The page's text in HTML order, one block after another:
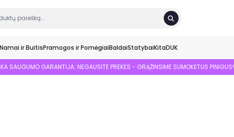
Namai ir BuitisPramogos ir PomėgiaiBaldaiStatybaiKitaDUK
SAUGUMO GARANTIJA: NEGAUSITE PREKĖS - GRĄŽINSIME SUMOKĖTUS PINIGUS!